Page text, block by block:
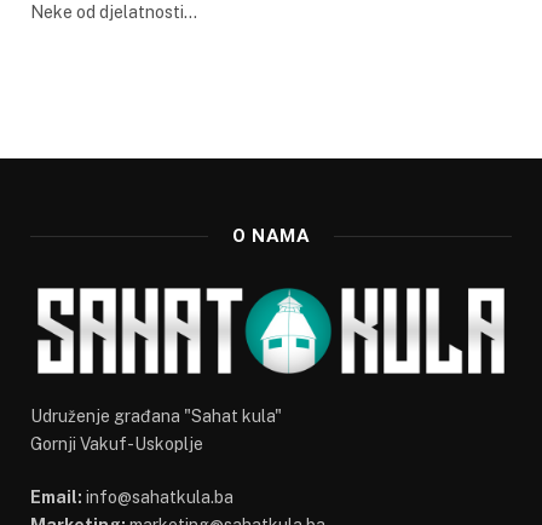
Neke od djelatnosti…
O NAMA
Udruženje građana "Sahat kula"
Gornji Vakuf-Uskoplje
Email: info@sahatkula.ba